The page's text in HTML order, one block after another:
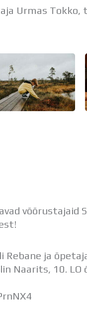
Urmas Tokko,
võõrustajaid
Rebane ja
Naarits, 10.